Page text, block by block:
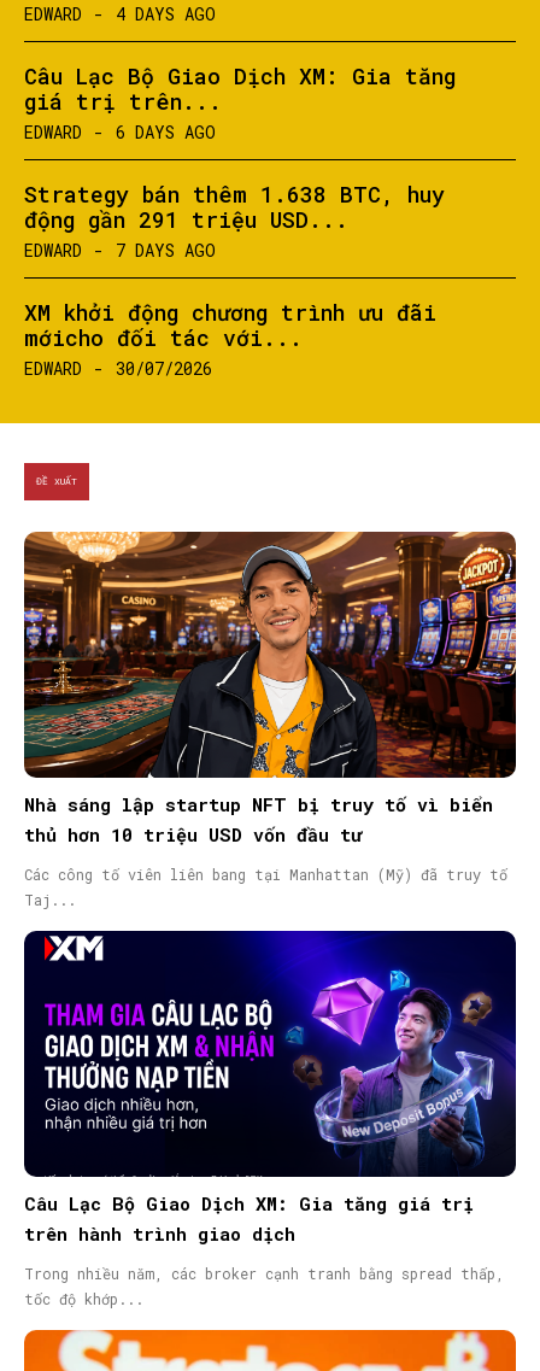
EDWARD - 4 DAYS AGO
Câu Lạc Bộ Giao Dịch XM: Gia tăng
giá trị trên...
EDWARD - 6 DAYS AGO
Strategy bán thêm 1.638 BTC, huy
động gần 291 triệu USD...
EDWARD - 7 DAYS AGO
XM khởi động chương trình ưu đãi
mớicho đối tác với...
EDWARD - 30/07/2026
ĐỀ XUẤT
Nhà sáng lập startup NFT bị truy tố vì biển
thủ hơn 10 triệu USD vốn đầu tư
Các công tố viên liên bang tại Manhattan (Mỹ) đã truy tố
Taj...
Câu Lạc Bộ Giao Dịch XM: Gia tăng giá trị
trên hành trình giao dịch
Trong nhiều năm, các broker cạnh tranh bằng spread thấp,
tốc độ khớp...